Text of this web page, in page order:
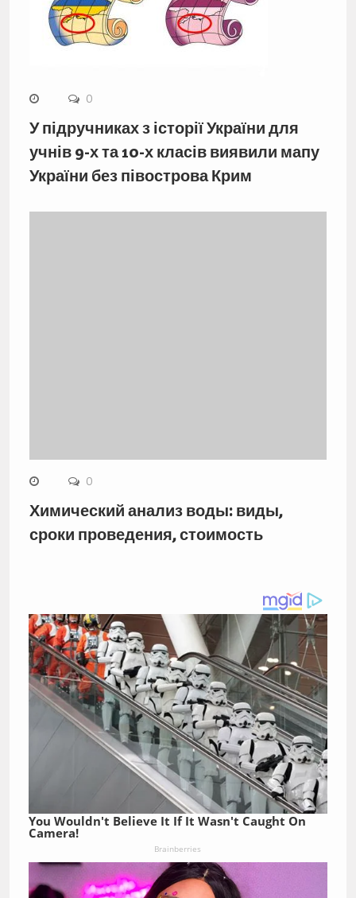
0
У підручниках з історії України для
учнів 9-х та 10-х класів виявили мапу
України без півострова Крим
0
Химический анализ воды: виды,
сроки проведения, стоимость
You Wouldn't Believe It If It Wasn't Caught On
Camera!
Brainberries